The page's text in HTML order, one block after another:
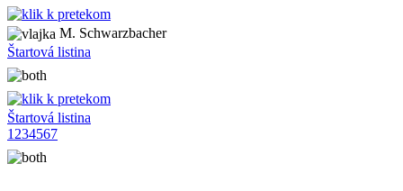
M. Schwarzbacher
Štartová listina
Štartová listina
1 234567